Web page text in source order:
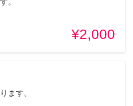
¥2,000
ます。